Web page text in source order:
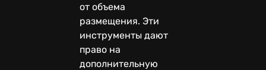
от объема
размещения. Эти
инструменты дают
право на
дополнительную